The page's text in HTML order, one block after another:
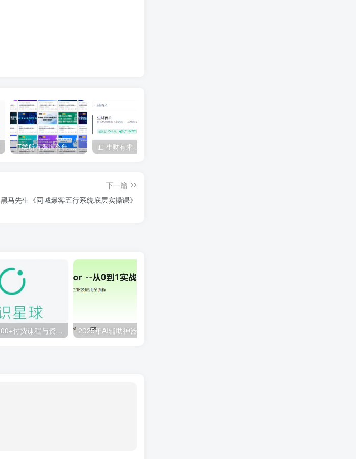
IT类所有渠道合集 持续日更，目前近四千多条资源 年费用户微信私信获取权限
下一篇
黑马先生《同城爆客五行系统底层实操课》
知识星球：300+付费课程与资料合集